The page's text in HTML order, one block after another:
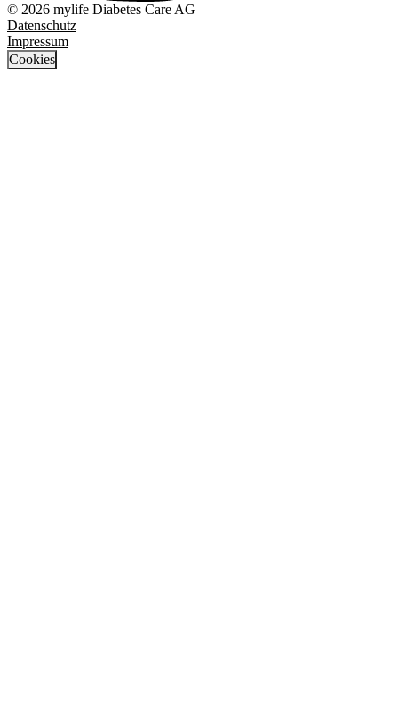
© 2026 mylife Diabetes Care AG
Datenschutz
Impressum
Cookies